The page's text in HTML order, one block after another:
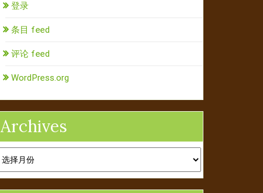
登录
条目 feed
评论 feed
WordPress.org
Archives